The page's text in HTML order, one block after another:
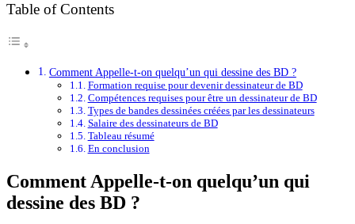
Table of Contents
Comment Appelle-t-on quelqu’un qui dessine des BD ?
Formation requise pour devenir dessinateur de BD
Compétences requises pour être un dessinateur de BD
Types de bandes dessinées créées par les dessinateurs
Salaire des dessinateurs de BD
Tableau résumé
En conclusion
Comment Appelle-t-on quelqu’un qui
dessine des BD ?